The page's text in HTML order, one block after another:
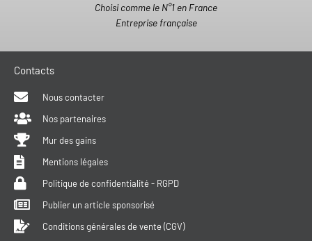
Choisi comme le N°1 en France
Entreprise française
Contacts
Nous contacter
Nos partenaires
Mur des gains
Mentions légales
Politique de confidentialité - RGPD
Publier un article sponsorisé
Conditions générales de vente (CGV)